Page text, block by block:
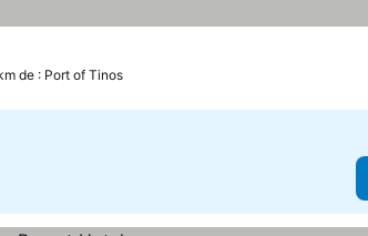
de : Port of Tinos